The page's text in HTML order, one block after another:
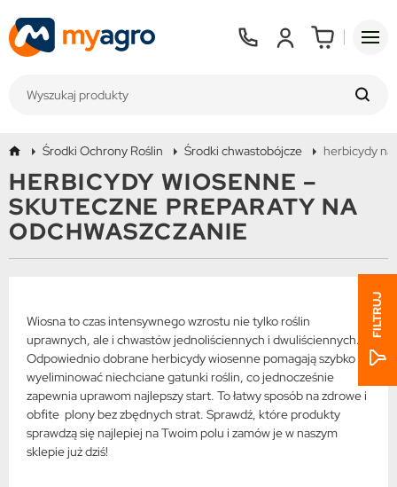
Środki Ochrony Roślin Środki chwastobójcze herbicydy na
HERBICYDY WIOSENNE –
SKUTECZNE PREPARATY NA
ODCHWASZCZANIE
Wiosna to czas intensywnego wzrostu nie tylko roślin
uprawnych, ale i chwastów jednoliściennych i dwuliściennych.
Odpowiednio dobrane herbicydy wiosenne pomagają szybko
wyeliminować niechciane gatunki roślin, co jednocześnie
zapewnia uprawom najlepszy start. To łatwy sposób na zdrowe i
obfite plony bez zbędnych strat. Sprawdź, które produkty
sprawdzą się najlepiej na Twoim polu i zamów je w naszym
sklepie już dziś!
FILTRUJ